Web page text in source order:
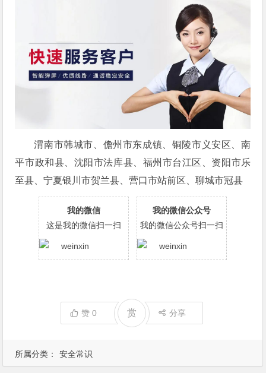
所属分类： 安全常识
渭南市韩城市、儋州市东成镇、铜陵市义安区、南
平市政和县、沈阳市法库县、福州市台江区、资阳市乐
至县、宁夏银川市贺兰县、营口市站前区、聊城市冠县
我的微信
这是我的微信扫一扫
我的微信公众号
我的微信公众号扫一扫
赞0 赏 分享